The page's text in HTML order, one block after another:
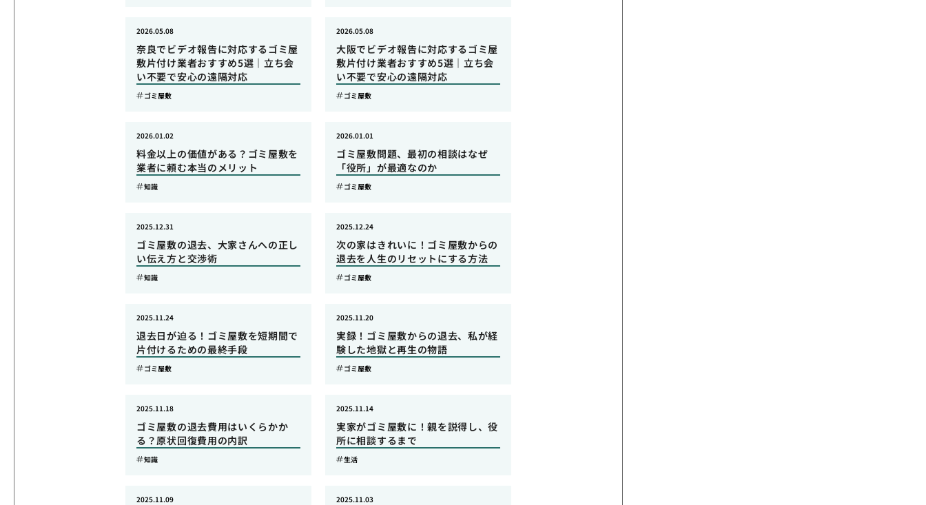
奈良でビデオ報告に対応するゴミ屋
敷片付け業者おすすめ5選｜立ち会
い不要で安心の遠隔対応
2026.05.08
ゴミ屋敷
大阪でビデオ報告に対応するゴミ屋
敷片付け業者おすすめ5選｜立ち会
い不要で安心の遠隔対応
2026.05.08
ゴミ屋敷
料金以上の価値がある？ゴミ屋敷を
業者に頼む本当のメリット
2026.01.02
知識
ゴミ屋敷問題、最初の相談はなぜ
「役所」が最適なのか
2026.01.01
ゴミ屋敷
ゴミ屋敷の退去、大家さんへの正し
い伝え方と交渉術
2025.12.31
知識
次の家はきれいに！ゴミ屋敷からの
退去を人生のリセットにする方法
2025.12.24
ゴミ屋敷
退去日が迫る！ゴミ屋敷を短期間で
片付けるための最終手段
2025.11.24
ゴミ屋敷
実録！ゴミ屋敷からの退去、私が経
験した地獄と再生の物語
2025.11.20
ゴミ屋敷
ゴミ屋敷の退去費用はいくらかか
る？原状回復費用の内訳
2025.11.18
知識
実家がゴミ屋敷に！親を説得し、役
所に相談するまで
2025.11.14
生活
2025.11.09 2025.11.03